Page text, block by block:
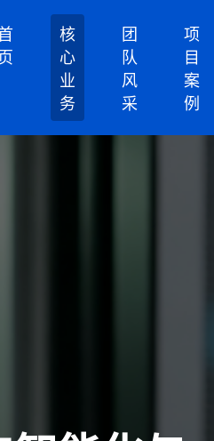
页
核
心
业
务
团
队
风
采
项
目
案
例